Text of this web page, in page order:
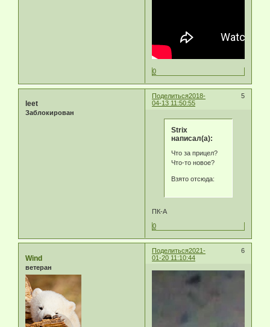
0
Поделиться 5
2018-
04-13 11:50:55
leet
Заблокирован
Strix
написал(а):
Что за прицел?
Что-то новое?
Взято отсюда:
ПК-А
0
Поделиться 6
2021-
01-20 11:10:44
Wind
ветеран